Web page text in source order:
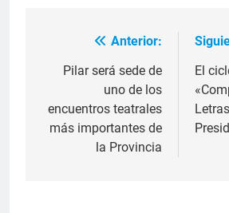
Anterior:
Pilar será sede de
uno de los
encuentros teatrales
más importantes de
la Provincia
El